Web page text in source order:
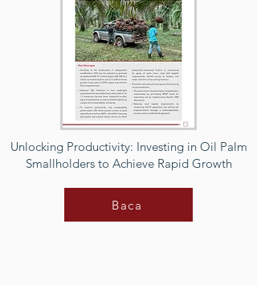
Unlocking Productivity: Investing in Oil Palm
Smallholders to Achieve Rapid Growth
Baca